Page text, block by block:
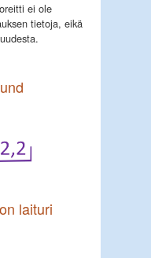
ei ole
tietoja, eikä
laituri